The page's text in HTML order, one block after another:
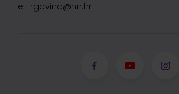
e-trgovina@nn.hr